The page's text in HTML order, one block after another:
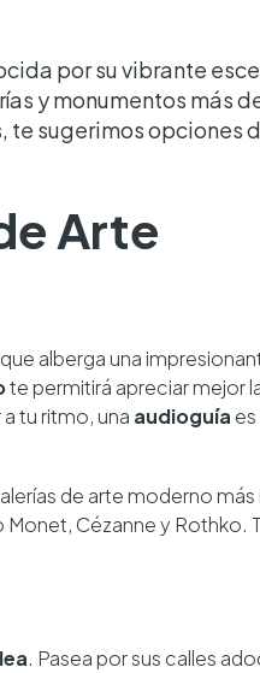
por su vibrante
y monumentos más
sugerimos opciones
Arte
que alberga una
te permitirá apreciar mejor
tu ritmo, una audioguía
de arte moderno
Cézanne y Rothko.
. Pasea por sus calles